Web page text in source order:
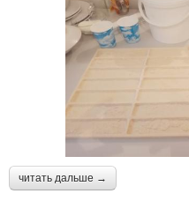
читать дальше →